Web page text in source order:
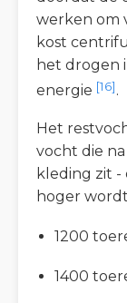
werken om
kost
het drogen
energie [16].
Het
vocht die
kleding zit -
hoger
1200
1400